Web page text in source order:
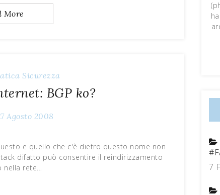
More
Sicurezza
BGP ko?
Agosto 2008
e quello che c'è dietro questo nome non
difatto può consentire il reindirizzamento
nella rete…
7